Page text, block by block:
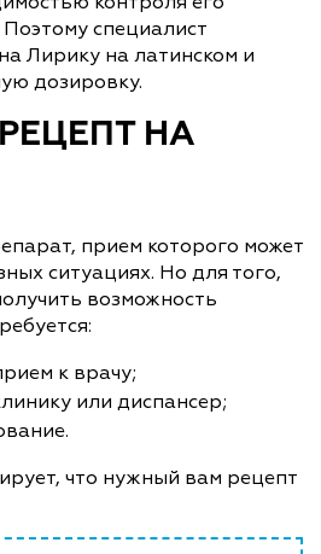
специалист
Лирику на латинском и
дозировку.
НА
прием которого может
ситуациях. Но для того,
возможность
к врачу;
или диспансер;
что нужный вам рецепт